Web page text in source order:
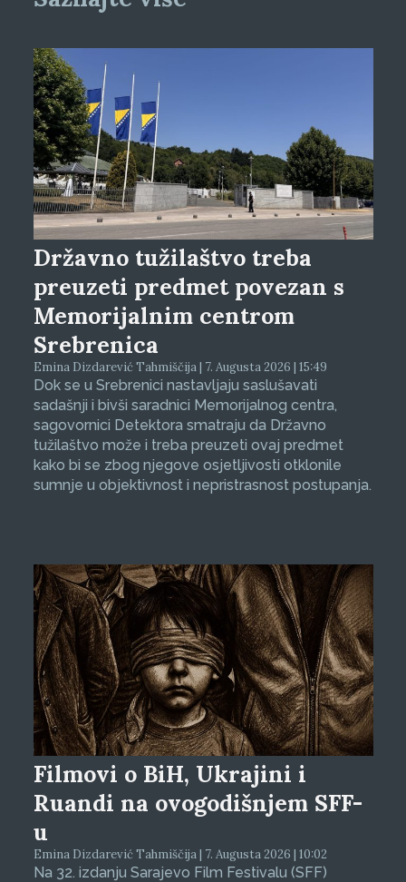
Državno tužilaštvo treba
preuzeti predmet povezan s
Memorijalnim centrom
Srebrenica
Emina Dizdarević Tahmiščija | 7. Augusta 2026 | 15:49
Dok se u Srebrenici nastavljaju saslušavati
sadašnji i bivši saradnici Memorijalnog centra,
sagovornici Detektora smatraju da Državno
tužilaštvo može i treba preuzeti ovaj predmet
kako bi se zbog njegove osjetljivosti otklonile
sumnje u objektivnost i nepristrasnost postupanja.
Filmovi o BiH, Ukrajini i
Ruandi na ovogodišnjem SFF-
u
Emina Dizdarević Tahmiščija | 7. Augusta 2026 | 10:02
Na 32. izdanju Sarajevo Film Festivalu (SFF)